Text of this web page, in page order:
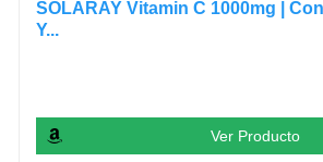
SOLARAY Vitamin C 1000mg |
Y...
Ver Producto